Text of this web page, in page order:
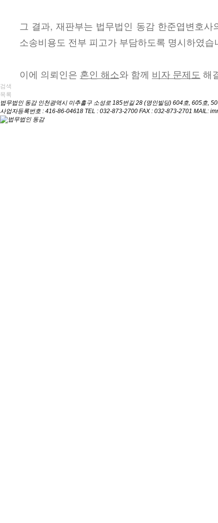
그 결과, 재판부는 법무법인 동감 한준엽변호
소송비용도 전부 피고가 부담하도록 명시하였습
이에 의뢰인은 혼인 해소와 함께 비자 문제도 해
검색
목록
법무법인 동감 인천광역시 미추홀구 소성로 185번길 28 (명인빌딩) 604호, 605호,
사업자등록번호 : 416-86-04618 TEL : 032-873-2700 FAX : 032-873-2701 MAIL: